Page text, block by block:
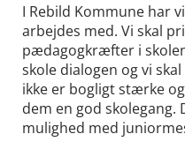
I Rebild Kommune har
arbejdes med. Vi skal
pædagogkræfter i
skole dialogen og vi
ikke er bogligt stærke
dem en god skolegang.
mulighed med